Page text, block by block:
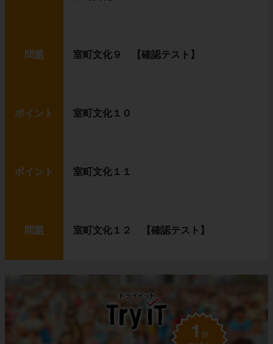
問題 室町文化９ 【確認テスト】
ポイント 室町文化１０
ポイント 室町文化１１
問題 室町文化１２ 【確認テスト】